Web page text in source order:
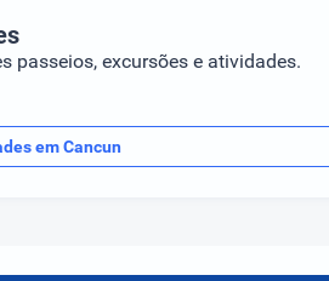
passeios, excursões e atividades.
em Cancun